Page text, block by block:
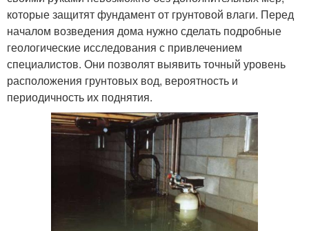
которые защитят фундамент от грунтовой влаги. Перед
началом возведения дома нужно сделать подробные
геологические исследования с привлечением
специалистов. Они позволят выявить точный уровень
расположения грунтовых вод, вероятность и
периодичность их поднятия.